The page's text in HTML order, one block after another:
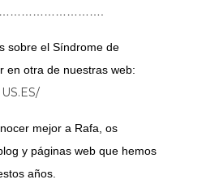
sobre el Síndrome de
en otra de nuestras web:
mejor a Rafa, os
y páginas web que hemos
años.